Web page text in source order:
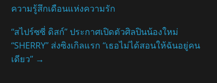
ความรู้สึกเดือนแห่งความรัก
“สไปร์ซซี่ ดิสก์” ประกาศเปิดตัวศิลปินน้องใหม่
“SHERRY” ส่งซิงเกิลแรก “เธอไม่ได้สอนให้ฉันอยู่คน
เดียว” →